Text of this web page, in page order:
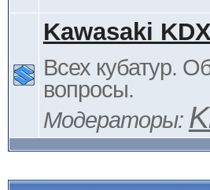
Kawasaki
Всех кубатур.
вопросы.
Модераторы: